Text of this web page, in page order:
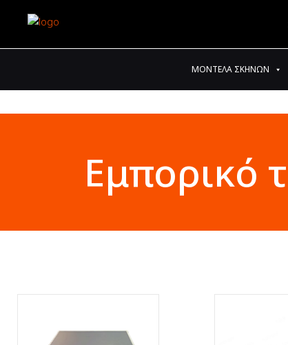
ΜΟΝΤΈΛΑ ΣΚΗΝΏΝ
Εμπορικό